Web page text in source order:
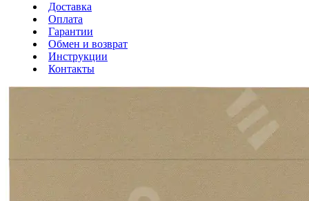
Доставка
Оплата
Гарантии
Обмен и возврат
Инструкции
Контакты